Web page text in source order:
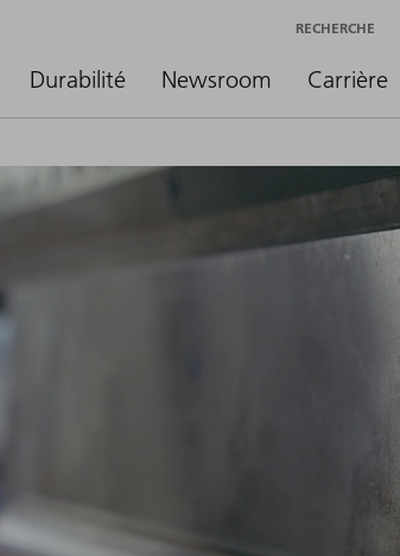
Durabilité Newsroom Carrière
RECHERCHE